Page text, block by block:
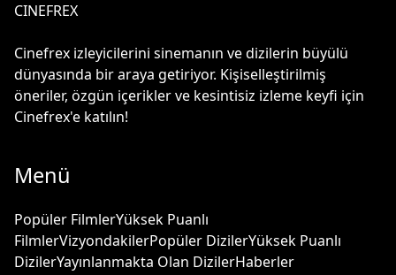
CINEFREX
Cinefrex izleyicilerini sinemanın ve dizilerin büyülü
dünyasında bir araya getiriyor. Kişiselleştirilmiş
öneriler, özgün içerikler ve kesintisiz izleme keyfi için
Cinefrex'e katılın!
Menü
Popüler FilmlerYüksek Puanlı
FilmlerVizyondakilerPopüler DizilerYüksek Puanlı
DizilerYayınlanmakta Olan DizilerHaberler